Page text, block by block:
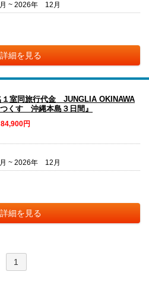
~ 2026年 12月
詳細を見る
１室同旅行代金 JUNGLIA OKINAWA
くす 沖縄本島３日間』
円
~ 2026年 12月
詳細を見る
1